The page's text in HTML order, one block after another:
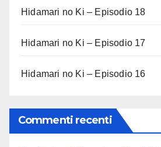
Hidamari no Ki – Episodio 18
Hidamari no Ki – Episodio 17
Hidamari no Ki – Episodio 16
Commenti recenti